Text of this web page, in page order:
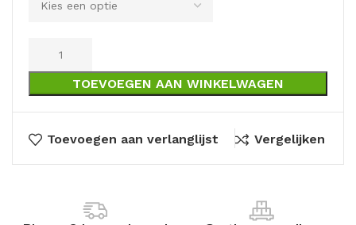
TOEVOEGEN AAN WINKELWAGEN
Toevoegen aan verlanglijst Vergelijken